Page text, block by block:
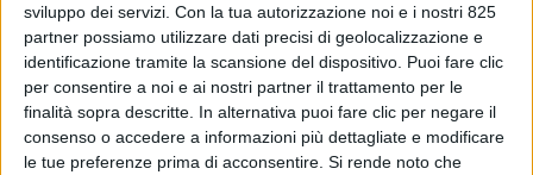
sviluppo dei servizi. Con la tua autorizzazione noi e i nostri 825
partner possiamo utilizzare dati precisi di geolocalizzazione e
identificazione tramite la scansione del dispositivo. Puoi fare clic
per consentire a noi e ai nostri partner il trattamento per le
finalità sopra descritte. In alternativa puoi fare clic per negare il
consenso o accedere a informazioni più dettagliate e modificare
le tue preferenze prima di acconsentire. Si rende noto che